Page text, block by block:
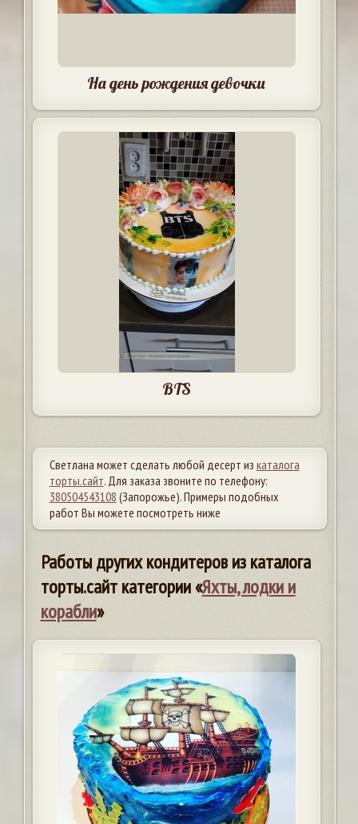
На день рождения девочки
BTS
Светлана может сделать любой десерт из каталога
торты.сайт. Для заказа звоните по телефону:
380504543108 (Запорожье). Примеры подобных
работ Вы можете посмотреть ниже
Работы других кондитеров из каталога
торты.сайт категории «Яхты, лодки и
корабли»